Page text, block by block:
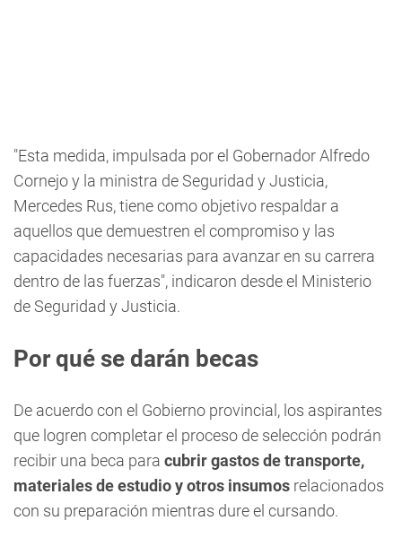
"Esta medida, impulsada por el Gobernador Alfredo
Cornejo y la ministra de Seguridad y Justicia,
Mercedes Rus, tiene como objetivo respaldar a
aquellos que demuestren el compromiso y las
capacidades necesarias para avanzar en su carrera
dentro de las fuerzas", indicaron desde el Ministerio
de Seguridad y Justicia.
Por qué se darán becas
De acuerdo con el Gobierno provincial, los aspirantes
que logren completar el proceso de selección podrán
recibir una beca para cubrir gastos de transporte,
materiales de estudio y otros insumos relacionados
con su preparación mientras dure el cursando.